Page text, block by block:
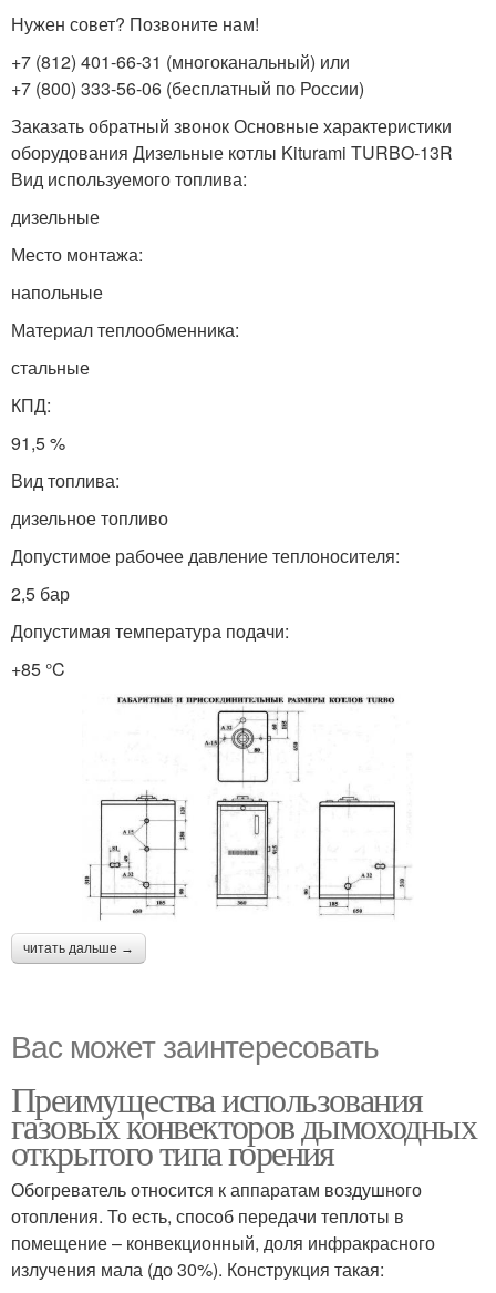
Нужен совет? Позвоните нам!
+7 (812) 401-66-31 (многоканальный) или
+7 (800) 333-56-06 (бесплатный по России)
Заказать обратный звонок Основные характеристики
оборудования Дизельные котлы Kiturami TURBO-13R
Вид используемого топлива:
дизельные
Место монтажа:
напольные
Материал теплообменника:
стальные
КПД:
91,5 %
Вид топлива:
дизельное топливо
Допустимое рабочее давление теплоносителя:
2,5 бар
Допустимая температура подачи:
+85 °C
читать дальше →
Вас может заинтересовать
Преимущества использования
газовых конвекторов дымоходных
открытого типа горения
Обогреватель относится к аппаратам воздушного
отопления. То есть, способ передачи теплоты в
помещение – конвекционный, доля инфракрасного
излучения мала (до 30%). Конструкция такая: